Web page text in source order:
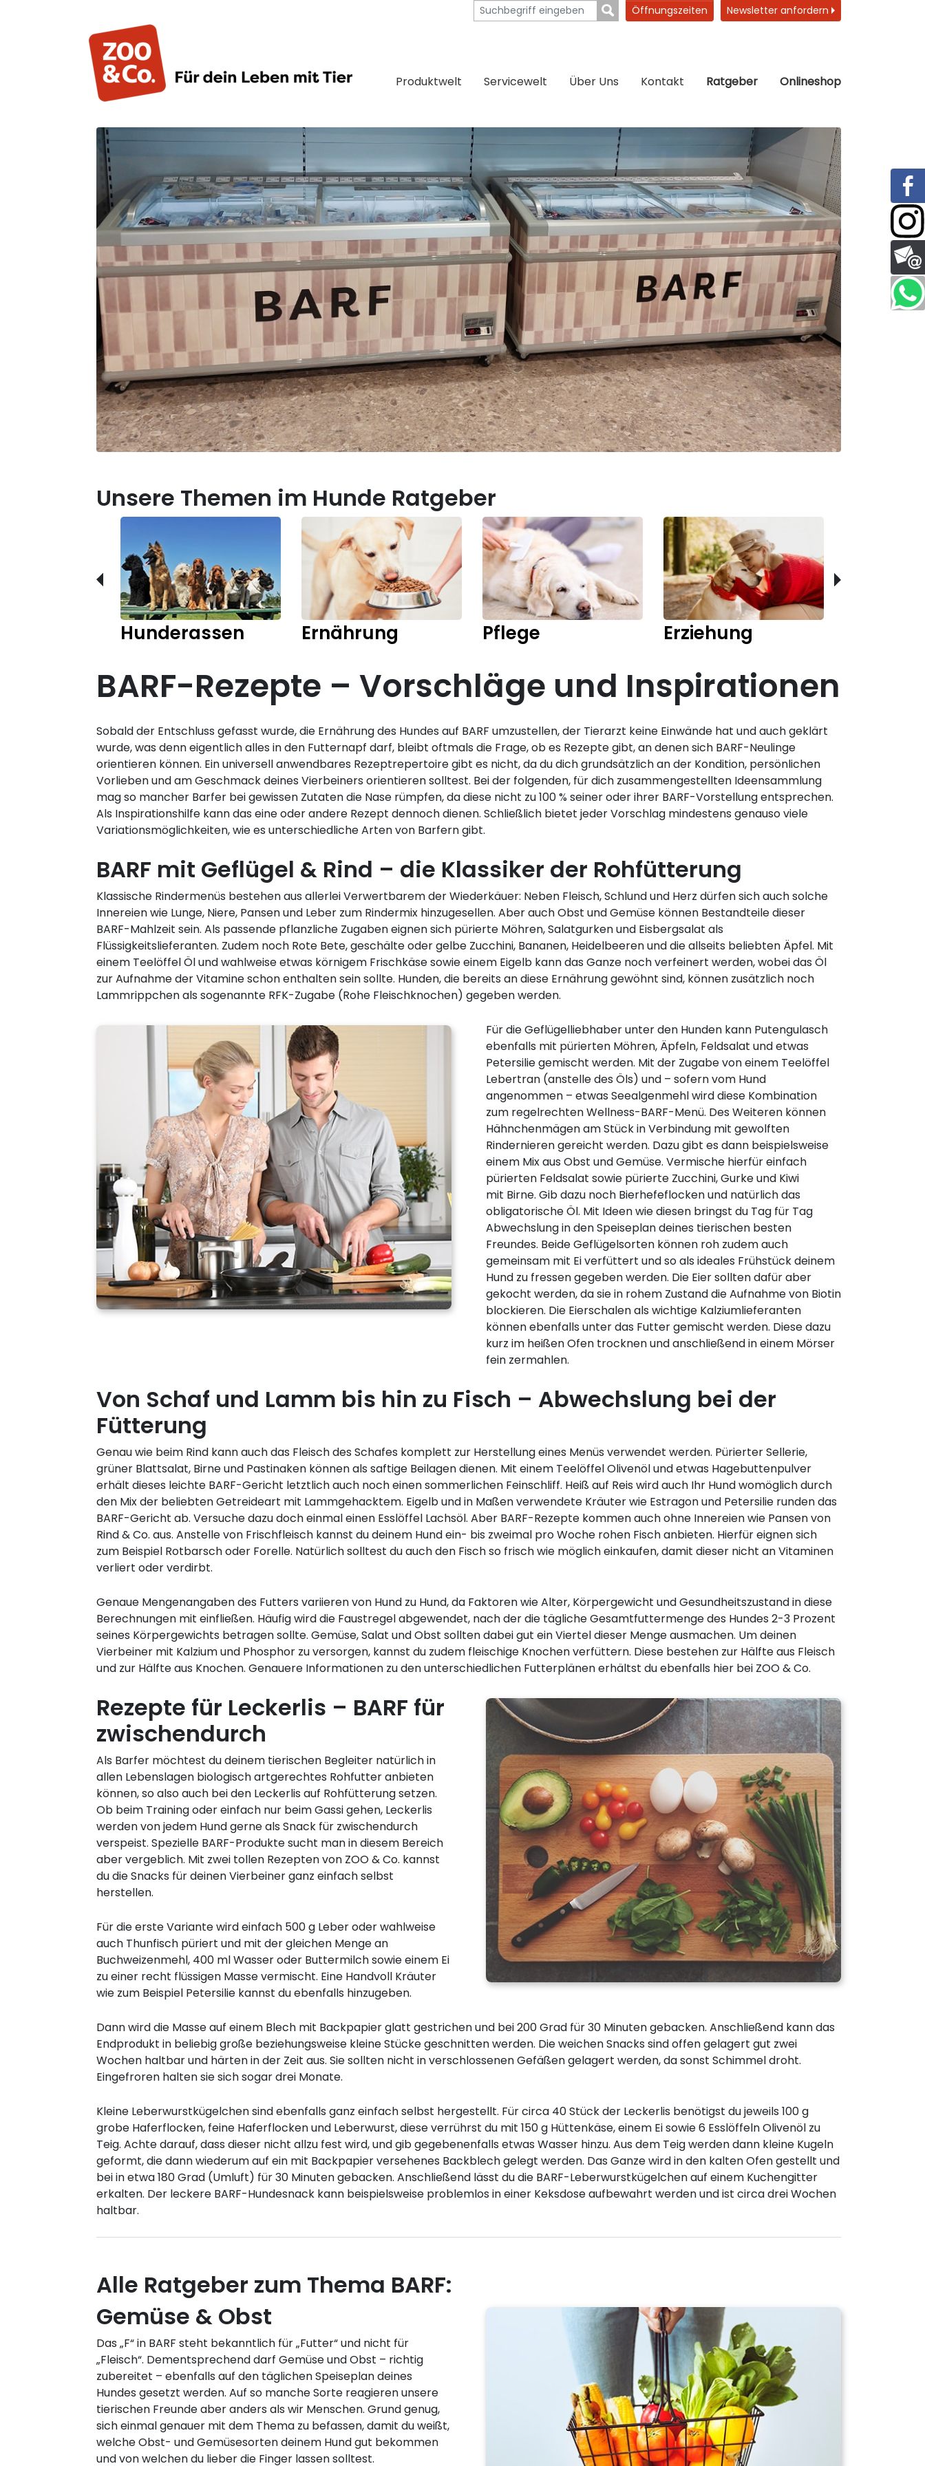
Öffnungszeiten Newsletter anfordern
Produktwelt Servicewelt Über Uns Kontakt Ratgeber Onlineshop
Unsere Themen im Hunde Ratgeber
Hunderassen Ernährung Pflege Erziehung
BARF-Rezepte – Vorschläge und Inspirationen
Sobald der Entschluss gefasst wurde, die Ernährung des Hundes auf BARF umzustellen, der Tierarzt keine Einwände hat und auch geklärt
wurde, was denn eigentlich alles in den Futternapf darf, bleibt oftmals die Frage, ob es Rezepte gibt, an denen sich BARF-Neulinge
orientieren können. Ein universell anwendbares Rezeptrepertoire gibt es nicht, da du dich grundsätzlich an der Kondition, persönlichen
Vorlieben und am Geschmack deines Vierbeiners orientieren solltest. Bei der folgenden, für dich zusammengestellten Ideensammlung
mag so mancher Barfer bei gewissen Zutaten die Nase rümpfen, da diese nicht zu 100 % seiner oder ihrer BARF-Vorstellung entsprechen.
Als Inspirationshilfe kann das eine oder andere Rezept dennoch dienen. Schließlich bietet jeder Vorschlag mindestens genauso viele
Variationsmöglichkeiten, wie es unterschiedliche Arten von Barfern gibt.
BARF mit Geflügel & Rind – die Klassiker der Rohfütterung
Klassische Rindermenüs bestehen aus allerlei Verwertbarem der Wiederkäuer: Neben Fleisch, Schlund und Herz dürfen sich auch solche
Innereien wie Lunge, Niere, Pansen und Leber zum Rindermix hinzugesellen. Aber auch Obst und Gemüse können Bestandteile dieser
BARF-Mahlzeit sein. Als passende pflanzliche Zugaben eignen sich pürierte Möhren, Salatgurken und Eisbergsalat als
Flüssigkeitslieferanten. Zudem noch Rote Bete, geschälte oder gelbe Zucchini, Bananen, Heidelbeeren und die allseits beliebten Äpfel. Mit
einem Teelöffel Öl und wahlweise etwas körnigem Frischkäse sowie einem Eigelb kann das Ganze noch verfeinert werden, wobei das Öl
zur Aufnahme der Vitamine schon enthalten sein sollte. Hunden, die bereits an diese Ernährung gewöhnt sind, können zusätzlich noch
Lammrippchen als sogenannte RFK-Zugabe (Rohe Fleischknochen) gegeben werden.
Für die Geflügelliebhaber unter den Hunden kann Putengulasch
ebenfalls mit pürierten Möhren, Äpfeln, Feldsalat und etwas
Petersilie gemischt werden. Mit der Zugabe von einem Teelöffel
Lebertran (anstelle des Öls) und – sofern vom Hund
angenommen – etwas Seealgenmehl wird diese Kombination
zum regelrechten Wellness-BARF-Menü. Des Weiteren können
Hähnchenmägen am Stück in Verbindung mit gewolften
Rindernieren gereicht werden. Dazu gibt es dann beispielsweise
einem Mix aus Obst und Gemüse. Vermische hierfür einfach
pürierten Feldsalat sowie pürierte Zucchini, Gurke und Kiwi
mit Birne. Gib dazu noch Bierhefeflocken und natürlich das
obligatorische Öl. Mit Ideen wie diesen bringst du Tag für Tag
Abwechslung in den Speiseplan deines tierischen besten
Freundes. Beide Geflügelsorten können roh zudem auch
gemeinsam mit Ei verfüttert und so als ideales Frühstück deinem
Hund zu fressen gegeben werden. Die Eier sollten dafür aber
gekocht werden, da sie in rohem Zustand die Aufnahme von Biotin
blockieren. Die Eierschalen als wichtige Kalziumlieferanten
können ebenfalls unter das Futter gemischt werden. Diese dazu
kurz im heißen Ofen trocknen und anschließend in einem Mörser
fein zermahlen.
Von Schaf und Lamm bis hin zu Fisch – Abwechslung bei der
Fütterung
Genau wie beim Rind kann auch das Fleisch des Schafes komplett zur Herstellung eines Menüs verwendet werden. Pürierter Sellerie,
grüner Blattsalat, Birne und Pastinaken können als saftige Beilagen dienen. Mit einem Teelöffel Olivenöl und etwas Hagebuttenpulver
erhält dieses leichte BARF-Gericht letztlich auch noch einen sommerlichen Feinschliff. Heiß auf Reis wird auch Ihr Hund womöglich durch
den Mix der beliebten Getreideart mit Lammgehacktem. Eigelb und in Maßen verwendete Kräuter wie Estragon und Petersilie runden das
BARF-Gericht ab. Versuche dazu doch einmal einen Esslöffel Lachsöl. Aber BARF-Rezepte kommen auch ohne Innereien wie Pansen von
Rind & Co. aus. Anstelle von Frischfleisch kannst du deinem Hund ein- bis zweimal pro Woche rohen Fisch anbieten. Hierfür eignen sich
zum Beispiel Rotbarsch oder Forelle. Natürlich solltest du auch den Fisch so frisch wie möglich einkaufen, damit dieser nicht an Vitaminen
verliert oder verdirbt.
Genaue Mengenangaben des Futters variieren von Hund zu Hund, da Faktoren wie Alter, Körpergewicht und Gesundheitszustand in diese
Berechnungen mit einfließen. Häufig wird die Faustregel abgewendet, nach der die tägliche Gesamtfuttermenge des Hundes 2-3 Prozent
seines Körpergewichts betragen sollte. Gemüse, Salat und Obst sollten dabei gut ein Viertel dieser Menge ausmachen. Um deinen
Vierbeiner mit Kalzium und Phosphor zu versorgen, kannst du zudem fleischige Knochen verfüttern. Diese bestehen zur Hälfte aus Fleisch
und zur Hälfte aus Knochen. Genauere Informationen zu den unterschiedlichen Futterplänen erhältst du ebenfalls hier bei ZOO & Co.
Rezepte für Leckerlis – BARF für
zwischendurch
Als Barfer möchtest du deinem tierischen Begleiter natürlich in
allen Lebenslagen biologisch artgerechtes Rohfutter anbieten
können, so also auch bei den Leckerlis auf Rohfütterung setzen.
Ob beim Training oder einfach nur beim Gassi gehen, Leckerlis
werden von jedem Hund gerne als Snack für zwischendurch
verspeist. Spezielle BARF-Produkte sucht man in diesem Bereich
aber vergeblich. Mit zwei tollen Rezepten von ZOO & Co. kannst
du die Snacks für deinen Vierbeiner ganz einfach selbst
herstellen.
Für die erste Variante wird einfach 500 g Leber oder wahlweise
auch Thunfisch püriert und mit der gleichen Menge an
Buchweizenmehl, 400 ml Wasser oder Buttermilch sowie einem Ei
zu einer recht flüssigen Masse vermischt. Eine Handvoll Kräuter
wie zum Beispiel Petersilie kannst du ebenfalls hinzugeben.
Dann wird die Masse auf einem Blech mit Backpapier glatt gestrichen und bei 200 Grad für 30 Minuten gebacken. Anschließend kann das
Endprodukt in beliebig große beziehungsweise kleine Stücke geschnitten werden. Die weichen Snacks sind offen gelagert gut zwei
Wochen haltbar und härten in der Zeit aus. Sie sollten nicht in verschlossenen Gefäßen gelagert werden, da sonst Schimmel droht.
Eingefroren halten sie sich sogar drei Monate.
Kleine Leberwurstkügelchen sind ebenfalls ganz einfach selbst hergestellt. Für circa 40 Stück der Leckerlis benötigst du jeweils 100 g
grobe Haferflocken, feine Haferflocken und Leberwurst, diese verrührst du mit 150 g Hüttenkäse, einem Ei sowie 6 Esslöffeln Olivenöl zu
Teig. Achte darauf, dass dieser nicht allzu fest wird, und gib gegebenenfalls etwas Wasser hinzu. Aus dem Teig werden dann kleine Kugeln
geformt, die dann wiederum auf ein mit Backpapier versehenes Backblech gelegt werden. Das Ganze wird in den kalten Ofen gestellt und
bei in etwa 180 Grad (Umluft) für 30 Minuten gebacken. Anschließend lässt du die BARF-Leberwurstkügelchen auf einem Kuchengitter
erkalten. Der leckere BARF-Hundesnack kann beispielsweise problemlos in einer Keksdose aufbewahrt werden und ist circa drei Wochen
haltbar.
Alle Ratgeber zum Thema BARF:
Gemüse & Obst
Das „F“ in BARF steht bekanntlich für „Futter“ und nicht für
„Fleisch“. Dementsprechend darf Gemüse und Obst – richtig
zubereitet – ebenfalls auf den täglichen Speiseplan deines
Hundes gesetzt werden. Auf so manche Sorte reagieren unsere
tierischen Freunde aber anders als wir Menschen. Grund genug,
sich einmal genauer mit dem Thema zu befassen, damit du weißt,
welche Obst- und Gemüsesorten deinem Hund gut bekommen
und von welchen du lieber die Finger lassen solltest.